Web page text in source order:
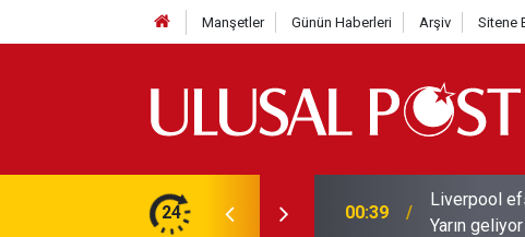
Manşetler Günün Haberleri Arşiv Sitene
24 00:39
Liverpool
Yarın geliyor